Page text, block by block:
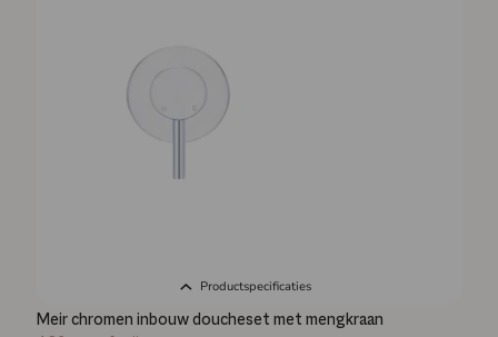
Productspecificaties
Meir chromen inbouw doucheset met mengkraan